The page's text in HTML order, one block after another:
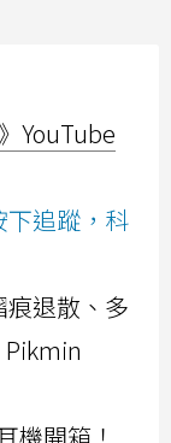
YouTube
下追蹤，科
痕退散、多
Pikmin